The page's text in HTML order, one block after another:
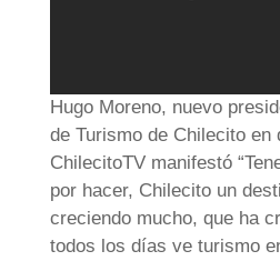
Hugo Moreno, nuevo
de Turismo de Chilecito en
ChilecitoTV manifestó
por hacer, Chilecito un
creciendo mucho, que ha
todos los días ve turismo